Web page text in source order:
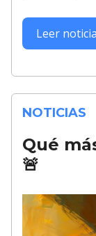
Leer
NOTICIAS
Qué
🚨